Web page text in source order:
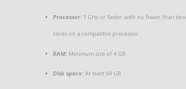
Processor:1 GHz or faster with no fewer than two
cores on a compatible processor
RAM:Minimum size of 4 GB
Disk space:At least 64 GB